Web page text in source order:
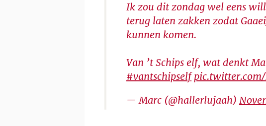
Ik zou dit zondag wel eens
terug laten zakken zodat
kunnen komen.
Van ’t Schips elf, wat denkt
#vantschipself pic.twitter.com/
— Marc (@hallerlujaah)